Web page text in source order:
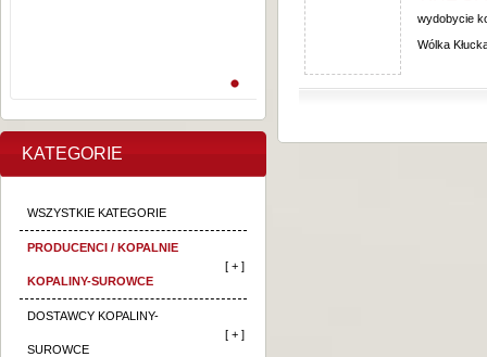
KATEGORIE
WSZYSTKIE KATEGORIE
PRODUCENCI / KOPALNIE
KOPALINY-SUROWCE
[ + ]
DOSTAWCY KOPALINY-
SUROWCE
[ + ]
wydobycie
Wólka